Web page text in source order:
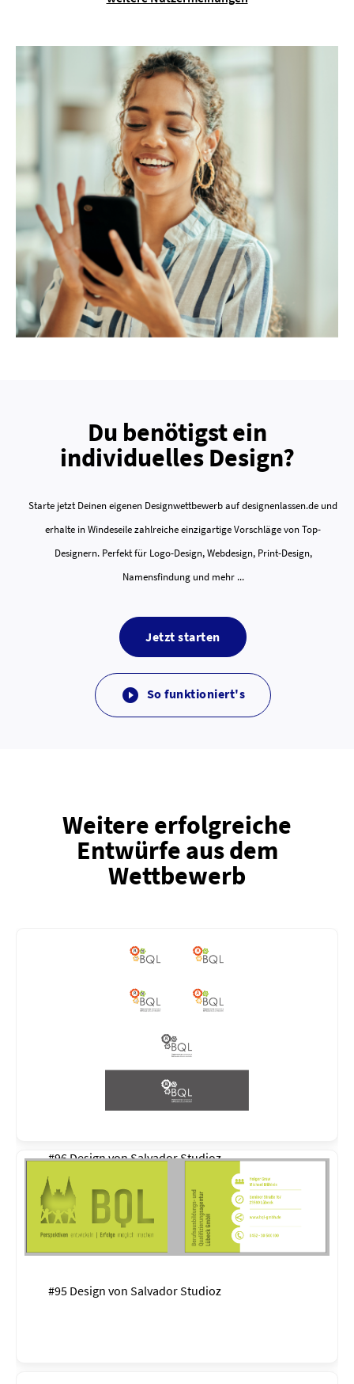
Du benötigst ein
individuelles Design?
Starte jetzt Deinen eigenen Designwettbewerb auf designenlassen.de und
erhalte in Windeseile zahlreiche einzigartige Vorschläge von Top-
Designern. Perfekt für Logo-Design, Webdesign, Print-Design,
Namensfindung und mehr ...
Jetzt starten
 So funktioniert's
Weitere erfolgreiche
Entwürfe aus dem
Wettbewerb
#96 Design vonSalvador Studioz
#95 Design von Salvador Studioz